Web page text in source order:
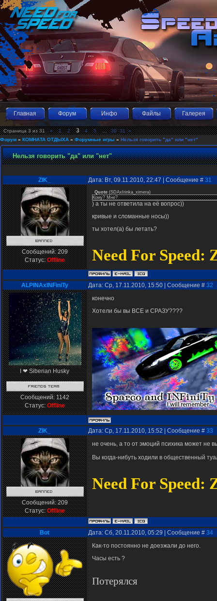
Главная Форум Инфо Файлы Галерея
Страница3из31 « 1 2 3 4 5 … 30 31 »
Форум » КОМНАТА ОТДЫХА » Форумные игры » Нельзя говорить "да" или "нет"
Нельзя говорить "да" или "нет"
ZIK_ Дата: Вт, 09.11.2010, 22:47 | Сообщение # 31
Сообщений:209
Статус:Offline
Quote (SDAxIrinka_ximera)
Кому? Мне?
) а ты не ответила на её вопрос))
кривые и сломанные носы))
ты хотел(а) бы летать?
Need For Speed:
ALPINAxINFiniTy Дата: Ср, 17.11.2010, 15:50 | Сообщение # 32
I ❤ Siberian Husky
Сообщений:1142
Статус:Offline
конечно
Хотели бы вы ВСЕ и СРАЗУ????
ZIK_ Дата: Ср, 17.11.2010, 15:52 | Сообщение # 33
Сообщений:209
Статус:Offline
не очень, а то от эмоций психика может не
Вы когда-нибуть ходили в общественный
Need For Speed:
Bot Дата: Сб, 20.11.2010, 05:29 | Сообщение # 34
Как-то постоянно не доезжали до него.
Часы есть ?
Потерялся